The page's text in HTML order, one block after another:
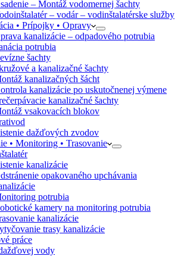
– Montáž vodomernej šachty
– vodár – vodinštalatérske služby
• Prípojky • Opravy
kanalizácie – odpadového potrubia
potrubia
šachty
a kanalizačné šachty
kanalizačných šácht
kanalizácie po uskutočnenej výmene
kanalizačné šachty
vsakovacích blokov
dažďových zvodov
• Monitoring • Trasovanie
kanalizácie
opakovaného upchávania
potrubia
kamery na monitoring potrubia
kanalizácie
trasy kanalizácie
práce
vody